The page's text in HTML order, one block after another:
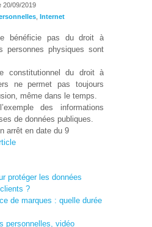
20/09/2019
Internet
bénéficie pas du droit à
personnes physiques sont
constitutionnel du droit à
ne permet pas toujours
même dans le temps.
des informations
de données publiques.
arrêt en date du 9
protéger les données
?
de marques : quelle durée
personnelles, vidéo